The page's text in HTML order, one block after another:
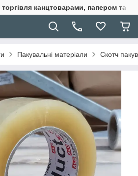
канцтоварами, папером та
Пакувальні матеріали Скотч